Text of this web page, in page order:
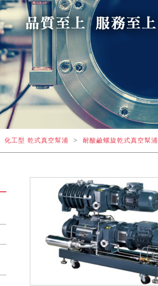
化工型 乾式真空幫浦 >耐酸鹼螺旋乾式真空幫浦